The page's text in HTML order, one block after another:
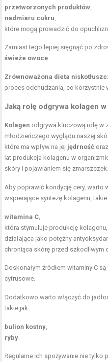
przetworzonych produktów,
nadmiaru cukru,
które mogą prowadzić do
Zamiast tego lepiej sięgnąć po
świeże owoce.
Zrównoważona dieta
proces odchudzania, co korzystnie
Jaką rolę odgrywa kolagen
Kolagen odgrywa kluczową rolę w
młodzieńczego wyglądu naszej
które ma wpływ na jej jędrność oraz
lat produkcja kolagenu w
skóry i pojawianiem się zmarszczek.
Aby poprawić kondycję cery, warto
wspierające syntezę kolagenu, takie
witamina C,
która stymuluje produkcję kolagenu,
działająca jako potężny
chroniąca skórę przed szkodliwym
Doskonałym źródłem witaminy C
cytrusowe.
Dodatkowo warto włączyć do
takie jak:
bulion kostny,
ryby.
Regularne ich spożywanie nie tylko